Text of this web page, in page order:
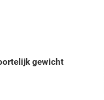
Broschürengewicht